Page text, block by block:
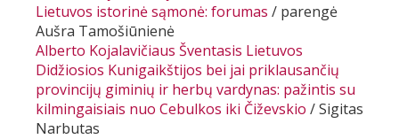
Lietuvos istorinė sąmonė: forumas / parengė
Aušra Tamošiūnienė
Alberto Kojalavičiaus Šventasis Lietuvos
Didžiosios Kunigaikštijos bei jai priklausančių
provincijų giminių ir herbų vardynas: pažintis su
kilmingaisiais nuo Cebulkos iki Čiževskio / Sigitas
Narbutas